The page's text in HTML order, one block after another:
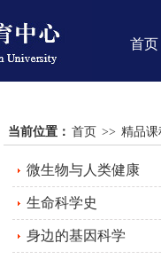
首页
当前位置： 首页 >> 精品课
微生物与人类健康
生命科学史
身边的基因科学